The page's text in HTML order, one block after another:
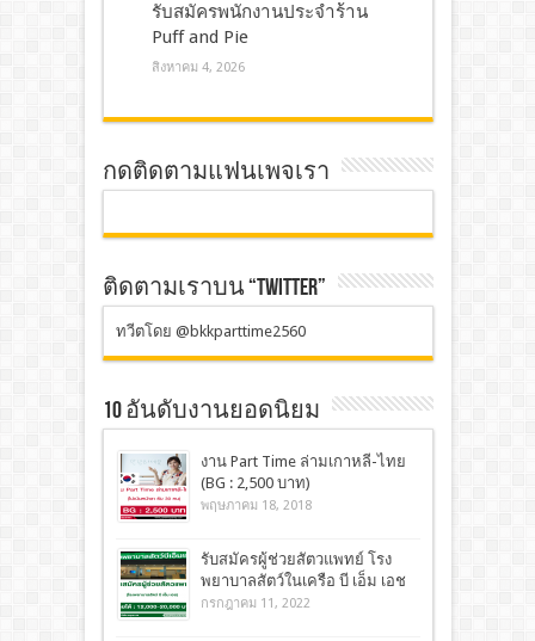
รับสมัครพนักงานประจำร้าน
Puff and Pie
สิงหาคม 4, 2026
กดติดตามแฟนเพจเรา
ติดตามเราบน “TWITTER”
ทวีตโดย @bkkparttime2560
10 อันดับงานยอดนิยม
งาน Part Time ล่ามเกาหลี-ไทย
(BG : 2,500 บาท)
พฤษภาคม 18, 2018
รับสมัครผู้ช่วยสัตวแพทย์ โรง
พยาบาลสัตว์ในเครือ บี เอ็ม เอช
กรกฎาคม 11, 2022